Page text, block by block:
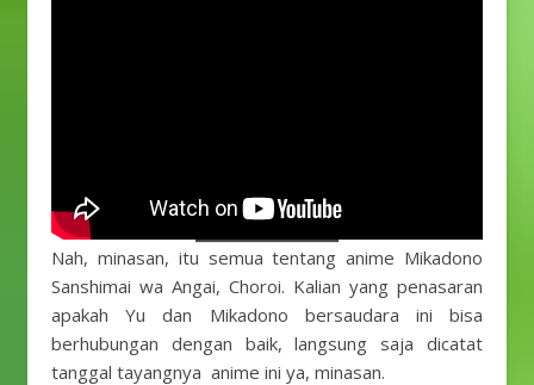
Nah, minasan, itu semua tentang anime Mikadono
Sanshimai wa Angai, Choroi. Kalian yang penasaran
apakah Yu dan Mikadono bersaudara ini bisa
berhubungan dengan baik, langsung saja dicatat
tanggal tayangnya anime ini ya, minasan.